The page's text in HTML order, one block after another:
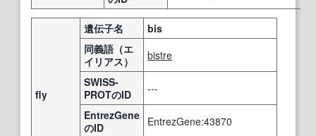
fly
遺伝子名
bis
同義語（エ
イリアス）
bistre
SWISS-
PROTのID
---
EntrezGene
のID
EntrezGene:43870